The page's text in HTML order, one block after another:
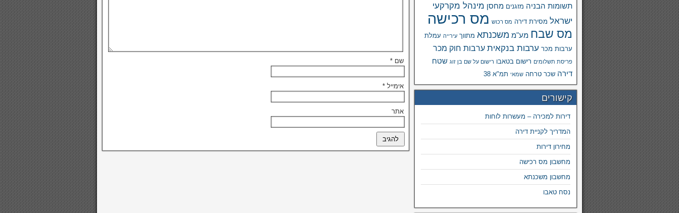
שם*
אימייל*
אתר
תשומות הבניה מזגנים מחסן מינהל מקרקעי
ישראל מסירת דירה מס רכוש מס רכישה
מס שבח מע"מ משכנתא מתווך עירייה עמלת
ערבות מכר ערבות בנקאית ערבות חוק מכר
פריסת תשלומים רישום בטאבו רישום על שם בן זוג שטח
דירה שכר טרחה שמאי תמ"א 38
קישורים
דירות למכירה – מעשרות לוחות
המדריך לקניית דירה
מחירון דירות
מחשבון מס רכישה
מחשבון משכנתא
נסח טאבו